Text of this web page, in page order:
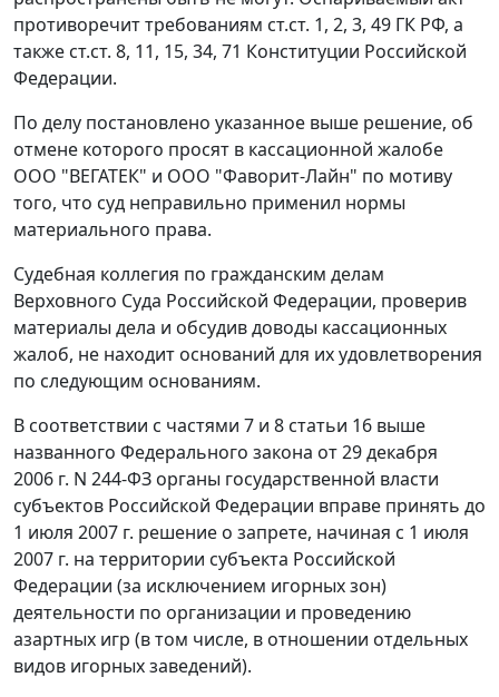
противоречит требованиям ст.ст. 1, 2, 3, 49 ГК РФ, а
также ст.ст. 8, 11, 15, 34, 71 Конституции Российской
Федерации.
По делу постановлено указанное выше решение, об
отмене которого просят в кассационной жалобе
ООО "ВЕГАТЕК" и ООО "Фаворит-Лайн" по мотиву
того, что суд неправильно применил нормы
материального права.
Судебная коллегия по гражданским делам
Верховного Суда Российской Федерации, проверив
материалы дела и обсудив доводы кассационных
жалоб, не находит оснований для их удовлетворения
по следующим основаниям.
В соответствии с частями 7 и 8 статьи 16 выше
названного Федерального закона от 29 декабря
2006 г. N 244-ФЗ органы государственной власти
субъектов Российской Федерации вправе принять до
1 июля 2007 г. решение о запрете, начиная с 1 июля
2007 г. на территории субъекта Российской
Федерации (за исключением игорных зон)
деятельности по организации и проведению
азартных игр (в том числе, в отношении отдельных
видов игорных заведений).